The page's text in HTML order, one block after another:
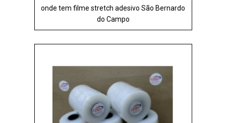
onde tem filme stretch adesivo São Bernardo
do Campo